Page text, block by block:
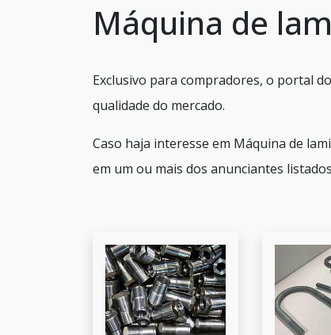
Máquina de
Exclusivo para compradores, o portal
qualidade do mercado.
Caso haja interesse em Máquina de
em um ou mais dos anunciantes